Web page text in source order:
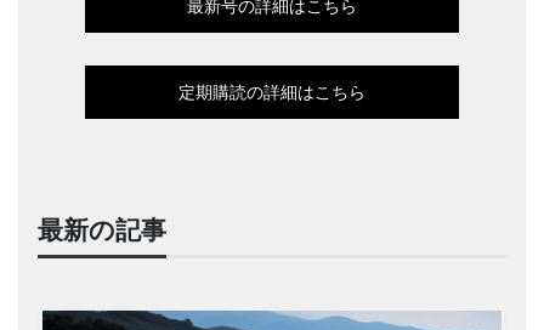
最新号の詳細はこちら
定期購読の詳細はこちら
最新の記事